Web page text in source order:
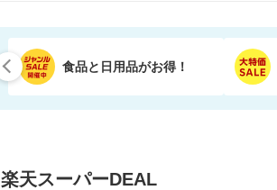
食品と日用品がお得！
楽天スーパーDEAL